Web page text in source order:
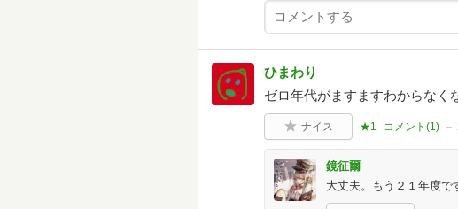
ひまわり
ゼロ年代がますますわからなく
ナイス ★1 コメント(1)
鏡征爾
大丈夫。もう２１年度で